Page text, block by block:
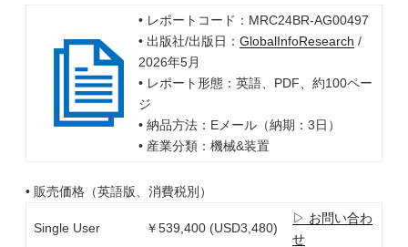
• レポートコード：MRC24BR-AG00497
• 出版社/出版日： GlobalInfoResearch /
2026年5月
• レポート形態：英語、PDF、約100ペー
ジ
• 納品方法：Eメール（納期：3日）
• 産業分類：機械&装置
• 販売価格（英語版、消費税別）
Single User ￥539,400 (USD3,480)
▷ お問い合わ
せ